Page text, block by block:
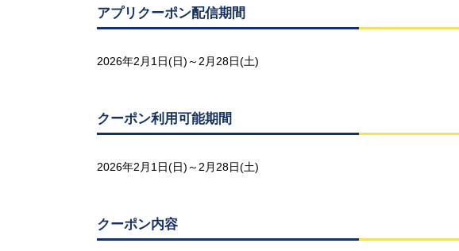
アプリクーポン配信期間
2026年2月1日(日)～2月28日(土)
クーポン利用可能期間
2026年2月1日(日)～2月28日(土)
クーポン内容